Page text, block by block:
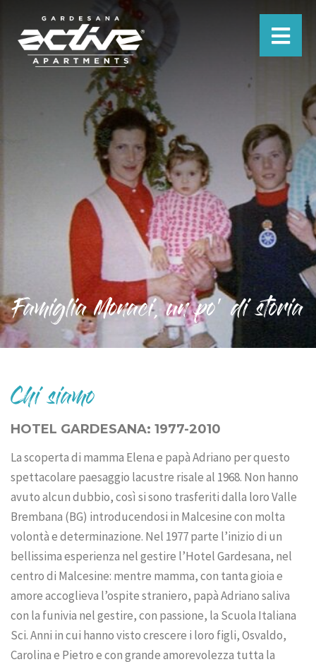
Famiglia Monaci, un po' di storia
Chi siamo
HOTEL GARDESANA: 1977-2010
La scoperta di mamma Elena e papà Adriano per questo
spettacolare paesaggio lacustre risale al 1968. Non hanno
avuto alcun dubbio, così si sono trasferiti dalla loro Valle
Brembana (BG) introducendosi in Malcesine con molta
volontà e determinazione. Nel 1977 parte l’inizio di un
bellissima esperienza nel gestire l’Hotel Gardesana, nel
centro di Malcesine: mentre mamma, con tanta gioia e
amore accoglieva l’ospite straniero, papà Adriano saliva
con la funivia nel gestire, con passione, la Scuola Italiana
Sci. Anni in cui hanno visto crescere i loro figli, Osvaldo,
Carolina e Pietro e con grande amorevolezza tutta la